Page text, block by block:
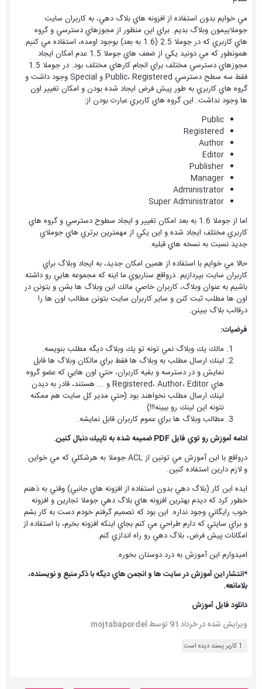
مي خوايم بدون استفاده از افزونه هاي بلاگ دهي، به كاربران سايت
جوملاييمون وبلاگ بديم. براي اين منظور از مجوزهاي دسترسي و گروه
هاي كاربري كه در جوملا 2.5 (1.6 به بعد) بوجود اومده، استفاده مي كنيم.
همونطور كه مي دونيد يكي از ضعف هاي جوملا 1.5 عدم امكان ايجاد
مجوزهاي دسترسي مختلف براي انجام كارهاي مختلف بود. در جوملا 1.5
فقط سه سطح دسترسي Public، Registered و Special وجود داشت و
گروه هاي كاربري به طور پيش فرض ايجاد شده بودن و امكان تغيير اون
ها وجود نداشت. اين گروه هاي كاربري عبارت بودن از:
Public
Registered
Author
Editor
Publisher
Manager
Administrator
Super Administrator
اما از جوملا 1.6 به بعد امكان تغيير و ايجاد سطوح دسترسي و گروه هاي
كاربري مختلف ايجاد شده و اين يكي از مهمترين برتري هاي جوملاي
جديد نسبت به نسخه هاي قبليه.
حالا مي خوايم با استفاده از همين امكان جديد، به ايجاد وبلاگ براي
كاربران سايت بپردازيم. درواقع سناريوي ما اينه كه مجموعه هايي رو داشته
باشيم به عنوان وبلاگ، كاربران خاصي مالك اين وبلاگ ها بشن و بتونن در
اون ها مطلب ثبت كنن و ساير كاربران سايت بتونن مطالب اون ها را
درقالب بلاگ ببينن.
فرضيات:
مالك يك وبلاگ نمي تونه تو يك وبلاگ ديگه مطلب بنويسه.
لينك ارسال مطلب به وبلاگ ها فقط براي مالكان وبلاگ ها قابل
نمايش و در دسترسه و بقيه كاربران، حتي اون هايي كه عضو گروه
هاي Registered، Author، Editor و ... هستند، قادر به ديدن
لينك ارسال مطلب نخواهند بود (حتي مدير كل سايت هم ممكنه
نتونه اين لينك رو ببينه!!!)
مطالب وبلاگ ها براي عموم كاربران قابل نمايشه.
ادامه آموزش رو توي فايل PDF ضميمه شده به تاپيك دنبال كنين.
درواقع با اين آموزش مي تونين از ACL جوملا به هرشكلي كه مي خواين
و لازم دارين استفاده كنين.
ايده اين كار (بلاگ دهي بدون استفاده از افزونه هاي جانبي) وقتي به ذهنم
خطور كرد كه ديدم بهترين افزونه هاي بلاگ دهي جوملا تجارين و افزونه
خوب رايگاني وجود نداره. اين بود كه تصميم گرفتم خودم دست به كار بشم
و براي سايتي كه دارم طراحي مي كنم بجاي اينكه افزونه بخرم، با استفاده از
امكانات پيش فرض، بلاگ دهي رو راه اندازي كنم.
اميدوارم اين آموزش به درد دوستان بخوره.
*انتشار اين آموزش در سايت ها و انجمن هاي ديگه با ذكر منبع و نويسنده،
بلامانعه.
دانلود فايل آموزش
ویرایش شده درخرداد 91 توسط mojtabapordel
1 کاربر پسند دیده است